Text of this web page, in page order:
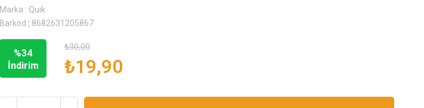
Marka : Quik
Barkod : 8682631205867
%34
İndirim
₺30,00
₺19,90